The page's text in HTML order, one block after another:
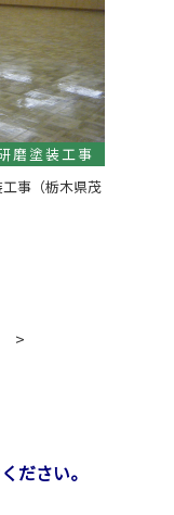
磨塗装工事
事（栃木県茂
>
ださい。